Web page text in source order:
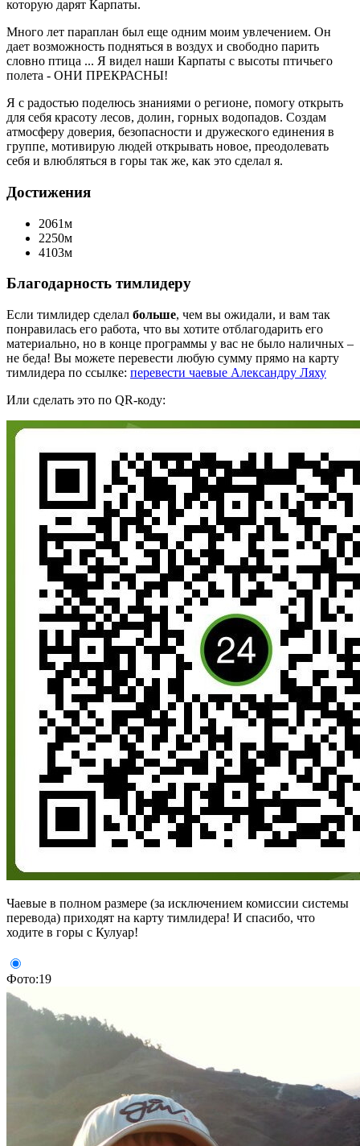
которую дарят Карпаты.
Много лет параплан был еще одним моим увлечением. Он
дает возможность подняться в воздух и свободно парить
словно птица ... Я видел наши Карпаты с высоты птичьего
полета - ОНИ ПРЕКРАСНЫ!
Я с радостью поделюсь знаниями о регионе, помогу открыть
для себя красоту лесов, долин, горных водопадов. Создам
атмосферу доверия, безопасности и дружеского единения в
группе, мотивирую людей открывать новое, преодолевать
себя и влюбляться в горы так же, как это сделал я.
Достижения
2061м
2250м
4103м
Благодарность тимлидеру
Если тимлидер сделал больше, чем вы ожидали, и вам так
понравилась его работа, что вы хотите отблагодарить его
материально, но в конце программы у вас не было наличных –
не беда! Вы можете перевести любую сумму прямо на карту
тимлидера по ссылке: перевести чаевые Александру Ляху
Или сделать это по QR-коду:
Чаевые в полном размере (за исключением комиссии системы
перевода) приходят на карту тимлидера! И спасибо, что
ходите в горы с Кулуар!
Фото:19